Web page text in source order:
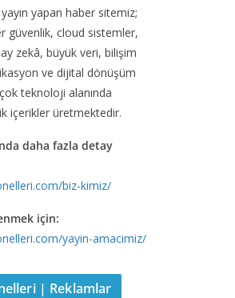
yapan haber sitemiz;
güvenlik, cloud sistemler,
zekâ, büyük veri, bilişim
ve dijital dönüşüm
teknoloji alanında
içerikler üretmektedir.
daha fazla detay
biz-kimiz/
için:
yayin-amacimiz/
| Reklamlar